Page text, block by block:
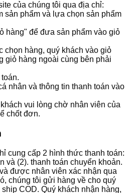
của chúng tôi qua địa chỉ:
sản phẩm và lựa chọn sản phẩm
hàng" để đưa sản phẩm vào giỏ
chọn hàng, quý khách vào giỏ
giỏ hàng ngoài cùng bên phải
nhân và thông tin thanh toán vào
vui lòng chờ nhân viên của
chốt đơn.
cung cấp 2 hình thức thanh toán:
và (2). thanh toán chuyển khoản.
được nhân viên xác nhận qua
chúng tôi gửi hàng về cho quý
COD. Quý khách nhận hàng,